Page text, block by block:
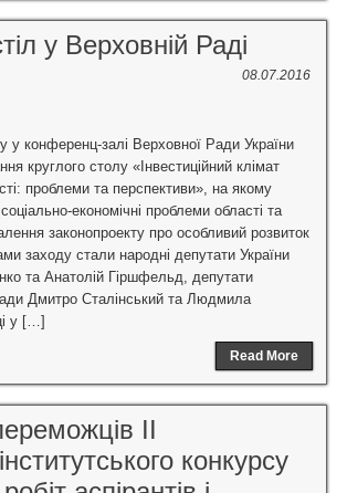
у Верховній Раді
08.07.2016
у конференц-залі Верховної Ради України
круглого столу «Інвестиційний клімат
проблеми та перспективи», на якому
економічні проблеми області та
законопроекту про особливий розвиток
заходу стали народні депутати України
та Анатолій Гіршфельд, депутати
Дмитро Сталінський та Людмила
у […]
Read More
ІІ
конкурсу